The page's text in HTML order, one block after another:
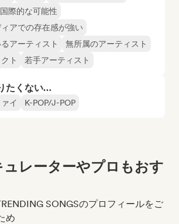
国際的な可能性
アでの存在感が強い
アーティスト
無所属のアーティスト
ト
若手アーティスト
たくない…
イ K-POP/J-POP
レーターやプロもおす
SONGSのプロフィールをご
め